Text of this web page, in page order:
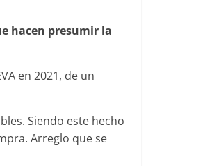
hacen presumir la
en 2021, de un
Siendo este hecho
Arreglo que se